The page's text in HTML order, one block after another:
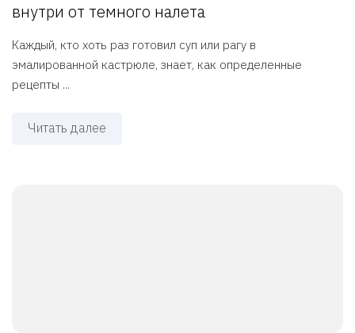
внутри от темного налета
Каждый, кто хоть раз готовил суп или рагу в
эмалированной кастрюле, знает, как определенные
рецепты ...
Читать далее